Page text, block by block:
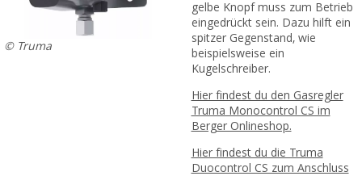
© Truma
gelbe Knopf muss zum Betrieb
eingedrückt sein. Dazu hilft ein
spitzer Gegenstand, wie
beispielsweise ein
Kugelschreiber.
Hier findest du den Gasregler
Truma Monocontrol CS im
Berger Onlineshop.
Hier findest du die Truma
Duocontrol CS zum Anschluss